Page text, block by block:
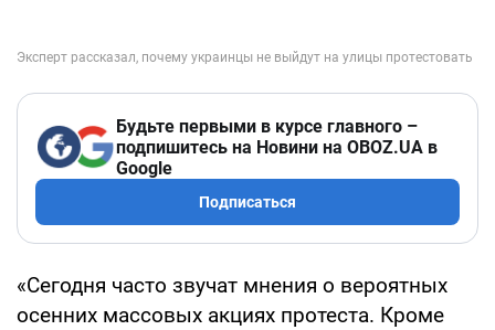
Будьте первыми в курсе главного –
подпишитесь на Новини на OBOZ.UA в
Google
Подписаться
«Сегодня часто звучат мнения о вероятных
осенних массовых акциях протеста. Кроме